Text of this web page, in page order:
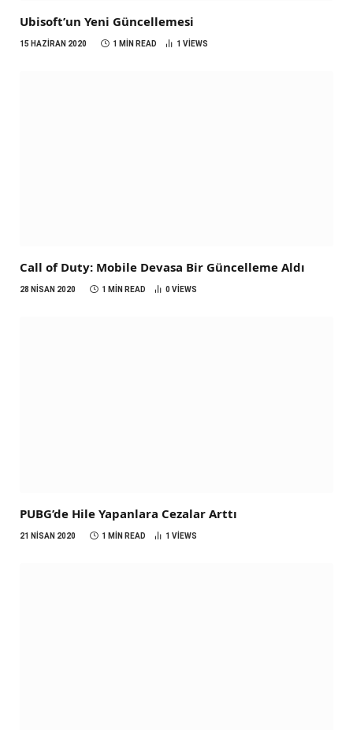
Ubisoft’un Yeni Güncellemesi
15 HAZIRAN 2020 1 MIN READ 1 VIEWS
Call of Duty: Mobile Devasa Bir Güncelleme Aldı
28 NISAN 2020 1 MIN READ 0 VIEWS
PUBG’de Hile Yapanlara Cezalar Arttı
21 NISAN 2020 1 MIN READ 1 VIEWS